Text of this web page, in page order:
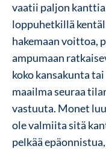
vaatii paljon
loppuhetkillä
hakemaan voittoa,
ampumaan
koko kansakunta
maailma seuraa
vastuuta. Monet
ole valmiita sitä
pelkää